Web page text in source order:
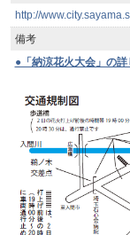
http://
備考
●「納涼花火大会」の